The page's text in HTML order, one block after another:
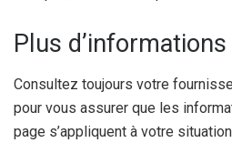
Plus d’informations
Consultez toujours votre
pour vous assurer que les
page s’appliquent à votre